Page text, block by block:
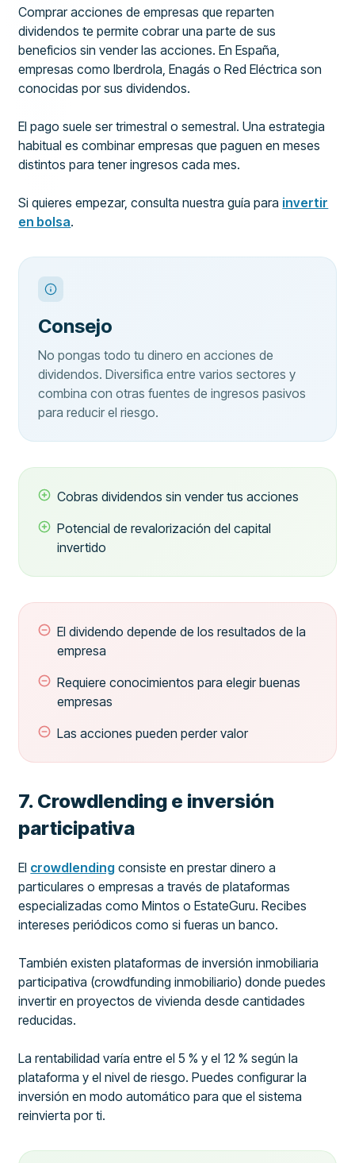
Comprar acciones de empresas que reparten
dividendos te permite cobrar una parte de sus
beneficios sin vender las acciones. En España,
empresas como Iberdrola, Enagás o Red Eléctrica son
conocidas por sus dividendos.
El pago suele ser trimestral o semestral. Una estrategia
habitual es combinar empresas que paguen en meses
distintos para tener ingresos cada mes.
Si quieres empezar, consulta nuestra guía para invertir
en bolsa.
Consejo
No pongas todo tu dinero en acciones de
dividendos. Diversifica entre varios sectores y
combina con otras fuentes de ingresos pasivos
para reducir el riesgo.
Cobras dividendos sin vender tus acciones
Potencial de revalorización del capital
invertido
El dividendo depende de los resultados de la
empresa
Requiere conocimientos para elegir buenas
empresas
Las acciones pueden perder valor
7. Crowdlending e inversión
participativa
El crowdlending consiste en prestar dinero a
particulares o empresas a través de plataformas
especializadas como Mintos o EstateGuru. Recibes
intereses periódicos como si fueras un banco.
También existen plataformas de inversión inmobiliaria
participativa (crowdfunding inmobiliario) donde puedes
invertir en proyectos de vivienda desde cantidades
reducidas.
La rentabilidad varía entre el 5 % y el 12 % según la
plataforma y el nivel de riesgo. Puedes configurar la
inversión en modo automático para que el sistema
reinvierta por ti.